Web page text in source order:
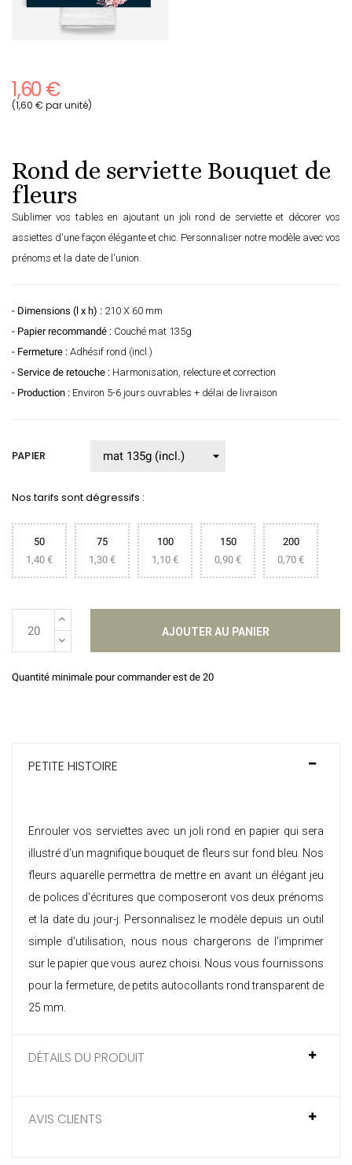
1,60 €
(1,60 € par unité)
Rond de serviette Bouquet de
fleurs
Sublimer vos tables en ajoutant un joli rond de serviette et décorer vos
assiettes d'une façon élégante et chic. Personnaliser notre modèle avec vos
prénoms et la date de l'union.
- Dimensions (l x h) : 210 X 60 mm
- Papier recommandé : Couché mat 135g
- Fermeture : Adhésif rond (incl.)
- Service de retouche : Harmonisation, relecture et correction
- Production : Environ 5-6 jours ouvrables + délai de livraison
PAPIER
Nos tarifs sont dégressifs :
50
1,40 €
75
1,30 €
100
1,10 €
150
0,90 €
200
0,70 €
AJOUTER AU PANIER
Quantité minimale pour commander est de 20
PETITE HISTOIRE
Enrouler vos serviettes avec un joli rond en papier qui sera
illustré d'un magnifique bouquet de fleurs sur fond bleu. Nos
fleurs aquarelle permettra de mettre en avant un élégant jeu
de polices d'écritures que composeront vos deux prénoms
et la date du jour-j. Personnalisez le modèle depuis un outil
simple d'utilisation, nous nous chargerons de l'imprimer
sur le papier que vous aurez choisi. Nous vous fournissons
pour la fermeture, de petits autocollants rond transparent de
25 mm.
DÉTAILS DU PRODUIT
AVIS CLIENTS